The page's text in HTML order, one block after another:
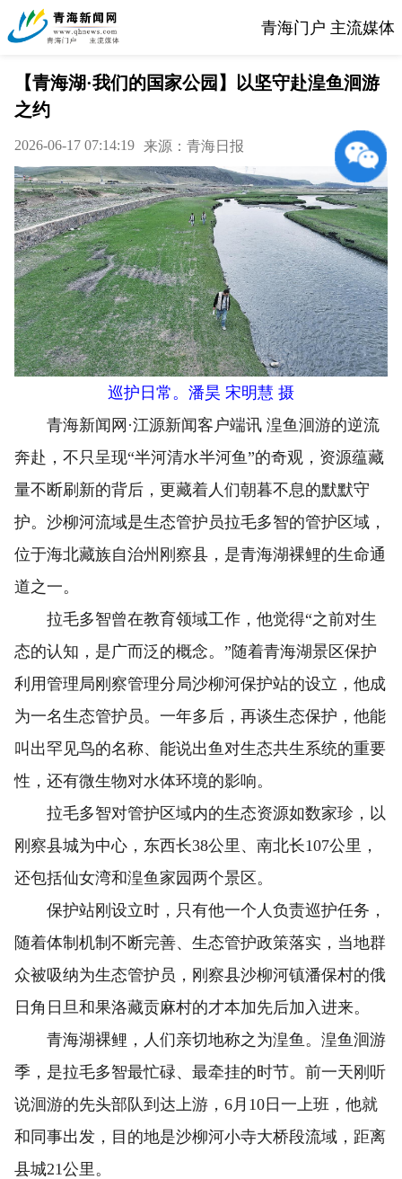
青海门户 主流媒体
【青海湖·我们的国家公园】以坚守赴湟鱼洄游
之约
2026-06-17 07:14:19 来源：青海日报
巡护日常。潘昊 宋明慧 摄
青海新闻网·江源新闻客户端讯 湟鱼洄游的逆流
奔赴，不只呈现“半河清水半河鱼”的奇观，资源蕴藏
量不断刷新的背后，更藏着人们朝暮不息的默默守
护。沙柳河流域是生态管护员拉毛多智的管护区域，
位于海北藏族自治州刚察县，是青海湖裸鲤的生命通
道之一。
拉毛多智曾在教育领域工作，他觉得“之前对生
态的认知，是广而泛的概念。”随着青海湖景区保护
利用管理局刚察管理分局沙柳河保护站的设立，他成
为一名生态管护员。一年多后，再谈生态保护，他能
叫出罕见鸟的名称、能说出鱼对生态共生系统的重要
性，还有微生物对水体环境的影响。
拉毛多智对管护区域内的生态资源如数家珍，以
刚察县城为中心，东西长38公里、南北长107公里，
还包括仙女湾和湟鱼家园两个景区。
保护站刚设立时，只有他一个人负责巡护任务，
随着体制机制不断完善、生态管护政策落实，当地群
众被吸纳为生态管护员，刚察县沙柳河镇潘保村的俄
日角日旦和果洛藏贡麻村的才本加先后加入进来。
青海湖裸鲤，人们亲切地称之为湟鱼。湟鱼洄游
季，是拉毛多智最忙碌、最牵挂的时节。前一天刚听
说洄游的先头部队到达上游，6月10日一上班，他就
和同事出发，目的地是沙柳河小寺大桥段流域，距离
县城21公里。